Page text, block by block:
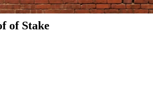
of Stake